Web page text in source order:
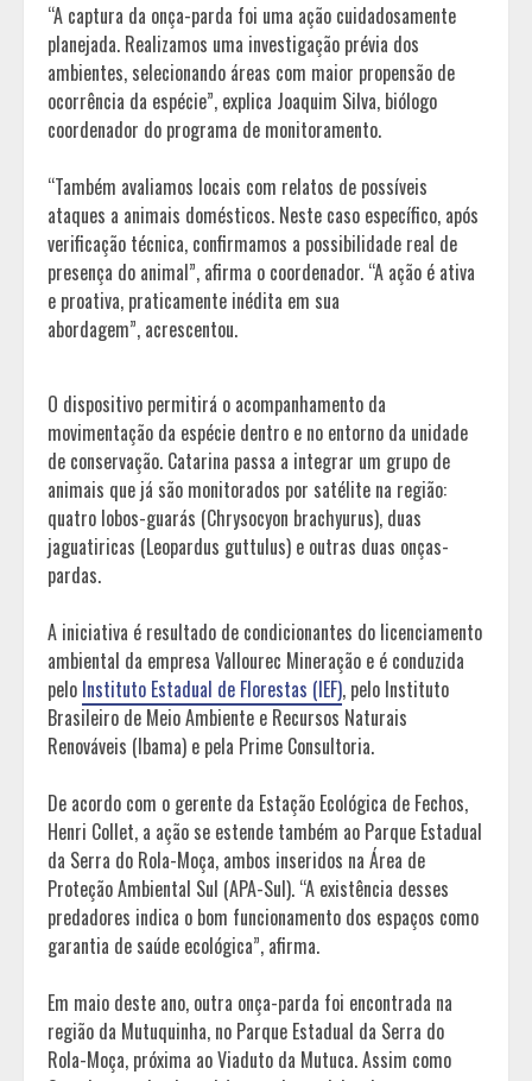
“A captura da onça-parda foi uma ação cuidadosamente
planejada. Realizamos uma investigação prévia dos
ambientes, selecionando áreas com maior propensão de
ocorrência da espécie”, explica Joaquim Silva, biólogo
coordenador do programa de monitoramento.
“Também avaliamos locais com relatos de possíveis
ataques a animais domésticos. Neste caso específico, após
verificação técnica, confirmamos a possibilidade real de
presença do animal”, afirma o coordenador. “A ação é ativa
e proativa, praticamente inédita em sua
abordagem”, acrescentou.
O dispositivo permitirá o acompanhamento da
movimentação da espécie dentro e no entorno da unidade
de conservação. Catarina passa a integrar um grupo de
animais que já são monitorados por satélite na região:
quatro lobos-guarás (Chrysocyon brachyurus), duas
jaguatiricas (Leopardus guttulus) e outras duas onças-
pardas.
A iniciativa é resultado de condicionantes do licenciamento
ambiental da empresa Vallourec Mineração e é conduzida
pelo Instituto Estadual de Florestas (IEF), pelo Instituto
Brasileiro de Meio Ambiente e Recursos Naturais
Renováveis (Ibama) e pela Prime Consultoria.
De acordo com o gerente da Estação Ecológica de Fechos,
Henri Collet, a ação se estende também ao Parque Estadual
da Serra do Rola-Moça, ambos inseridos na Área de
Proteção Ambiental Sul (APA-Sul). “A existência desses
predadores indica o bom funcionamento dos espaços como
garantia de saúde ecológica”, afirma.
Em maio deste ano, outra onça-parda foi encontrada na
região da Mutuquinha, no Parque Estadual da Serra do
Rola-Moça, próxima ao Viaduto da Mutuca. Assim como